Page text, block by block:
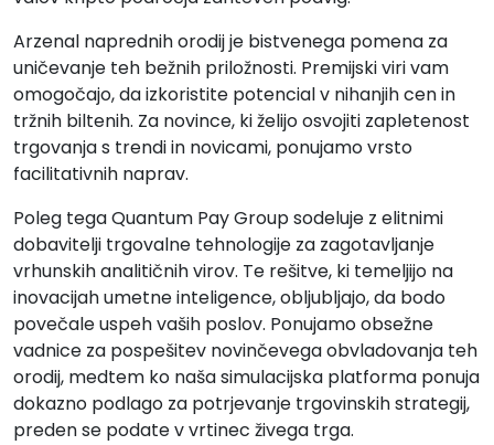
Arzenal naprednih orodij je bistvenega pomena za
uničevanje teh bežnih priložnosti. Premijski viri vam
omogočajo, da izkoristite potencial v nihanjih cen in
tržnih biltenih. Za novince, ki želijo osvojiti zapletenost
trgovanja s trendi in novicami, ponujamo vrsto
facilitativnih naprav.
Poleg tega Quantum Pay Group sodeluje z elitnimi
dobavitelji trgovalne tehnologije za zagotavljanje
vrhunskih analitičnih virov. Te rešitve, ki temeljijo na
inovacijah umetne inteligence, obljubljajo, da bodo
povečale uspeh vaših poslov. Ponujamo obsežne
vadnice za pospešitev novinčevega obvladovanja teh
orodij, medtem ko naša simulacijska platforma ponuja
dokazno podlago za potrjevanje trgovinskih strategij,
preden se podate v vrtinec živega trga.